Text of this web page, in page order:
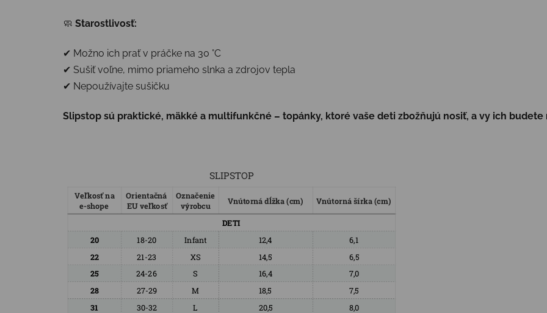
🧼 Starostlivosť:
✔ Možno ich prať v práčke na 30 °C
✔ Sušiť voľne, mimo priameho slnka a zdrojov tepla
✔ Nepoužívajte sušičku
Slipstop sú praktické, mäkké a multifunkčné – topánky, ktoré vaše deti zbožňujú nosiť, a vy ich